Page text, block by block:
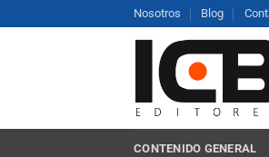
al
Nosotros Blog
CONTENIDO GENERAL